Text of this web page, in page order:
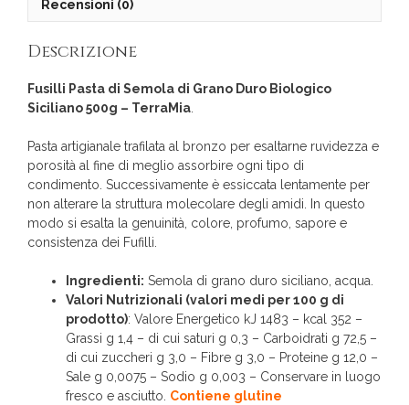
Recensioni (0)
Descrizione
Fusilli Pasta di Semola di Grano Duro Biologico
Siciliano 500g – TerraMia.
Pasta artigianale trafilata al bronzo per esaltarne ruvidezza e
porosità al fine di meglio assorbire ogni tipo di
condimento. Successivamente è essiccata lentamente per
non alterare la struttura molecolare degli amidi. In questo
modo si esalta la genuinità, colore, profumo, sapore e
consistenza dei Fufilli.
Ingredienti: Semola di grano duro siciliano, acqua.
Valori Nutrizionali (valori medi per 100 g di
prodotto): Valore Energetico kJ 1483 – kcal 352 –
Grassi g 1,4 – di cui saturi g 0,3 – Carboidrati g 72,5 –
di cui zuccheri g 3,0 – Fibre g 3,0 – Proteine g 12,0 –
Sale g 0,0075 – Sodio g 0,003 – Conservare in luogo
fresco e asciutto. Contiene glutine